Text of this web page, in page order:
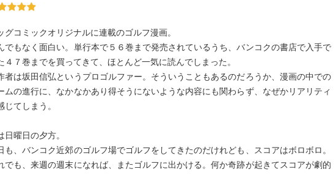
グコミックオリジナルに連載のゴルフ漫画。
でもなく面白い。単行本で５６巻まで発売されているうち、バンコクの書店で入手で
４７巻までを買ってきて、ほとんど一気に読んでしまった。
者は坂田信弘というプロゴルファー。そういうこともあるのだろうか、漫画の中での
ムの進行に、なかなかあり得そうにないような内容にも関わらず、なぜかリアリティ
じてしまう。
日曜日の夕方。
も、バンコク近郊のゴルフ場でゴルフをしてきたのだけれども、スコアはボロボロ。
でも、来週の週末になれば、またゴルフに出かける。何か奇跡が起きてスコアが劇的